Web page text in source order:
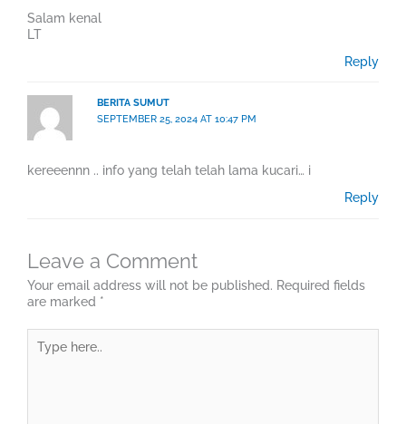
Salam kenal
LT
Reply
BERITA SUMUT
SEPTEMBER 25, 2024 AT 10:47 PM
kereeennn .. info yang telah telah lama kucari… i
Reply
Leave a Comment
Your email address will not be published. Required fields
are marked *
here..